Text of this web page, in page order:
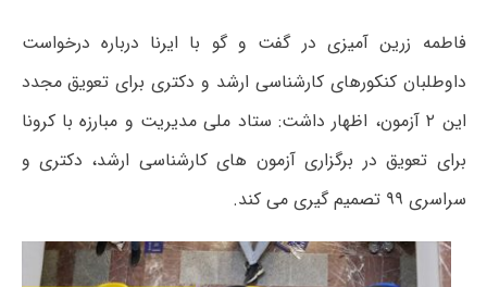
فاطمه زرین آمیزی در گفت و گو با ایرنا درباره درخواست
داوطلبان کنکورهای کارشناسی ارشد و دکتری برای تعویق مجدد
این ۲ آزمون، اظهار داشت: ستاد ملی مدیریت و مبارزه با کرونا
برای تعویق در برگزاری آزمون های کارشناسی ارشد، دکتری و
سراسری ۹۹ تصمیم گیری می کند.